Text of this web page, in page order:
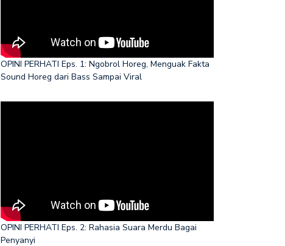
OPINI PERHATI Eps. 1: Ngobrol Horeg, Menguak Fakta
Sound Horeg dari Bass Sampai Viral
OPINI PERHATI Eps. 2: Rahasia Suara Merdu Bagai
Penyanyi